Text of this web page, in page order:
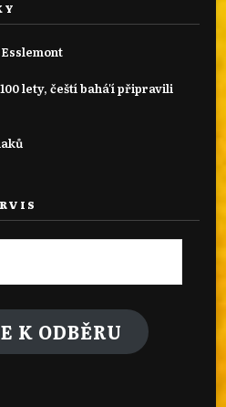
lety, čeští bahá'í připravili
K ODBĚRU